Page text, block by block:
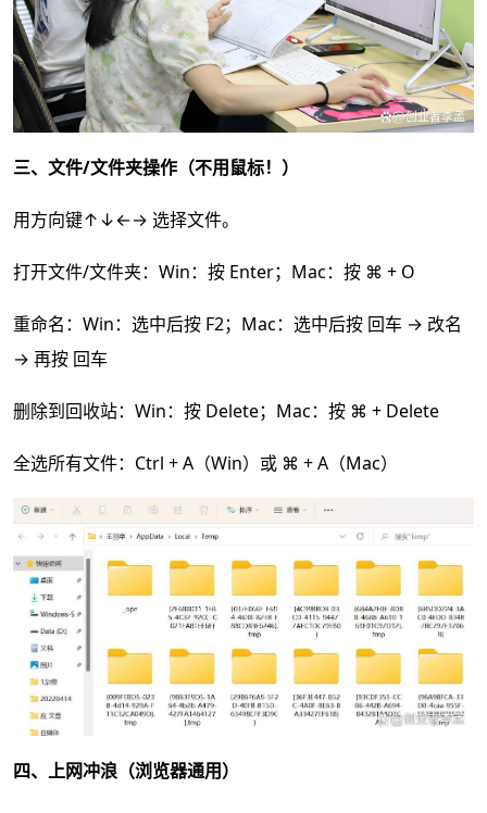
三、文件/文件夹操作（不用鼠标！）
用方向键↑↓←→ 选择文件。
打开文件/文件夹：Win：按 Enter；Mac：按 ⌘ + O
重命名：Win：选中后按 F2；Mac：选中后按 回车 → 改名
→ 再按 回车
删除到回收站：Win：按 Delete；Mac：按 ⌘ + Delete
全选所有文件：Ctrl + A（Win）或 ⌘ + A（Mac）
四、上网冲浪（浏览器通用）